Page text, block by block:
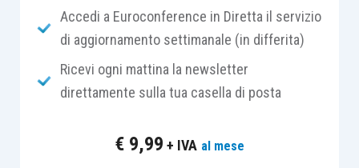
Prima di definire il quinquennio
di riferimento, va
soffermata l’attenzione sull’individuazione del
delle annualità, nel caso in cuinelle altre 4
contribuente abbia riscontrato unaperdita
Accedi a Euroconference in Diretta il servizio
di aggiornamento settimanale (in differita)
Ricevi ogni mattina la newsletter
direttamente sulla tua casella di posta
€ 9,99 + IVA al mese